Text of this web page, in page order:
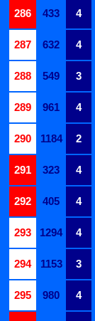
286
433 4
287
632 4
288
549 3
289
961 4
290
1184 2
291
323 4
292
405 4
293
1294 4
294
1153 3
295
980 4